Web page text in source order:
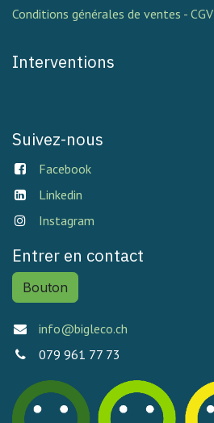
Conditions générales de ventes - CGV
Interventions
Suivez-nous
Facebook
Linkedin
Instagram
Entrer en contact
Bouton
info@bigleco.ch
079 961 77 73